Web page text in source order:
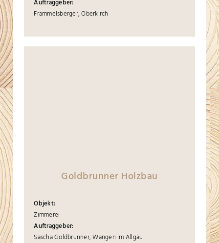
Auftraggeber:
Frammelsberger, Oberkirch
Goldbrunner Holzbau
Objekt:
Zimmerei
Auftraggeber:
Sascha Goldbrunner, Wangen im Allgäu